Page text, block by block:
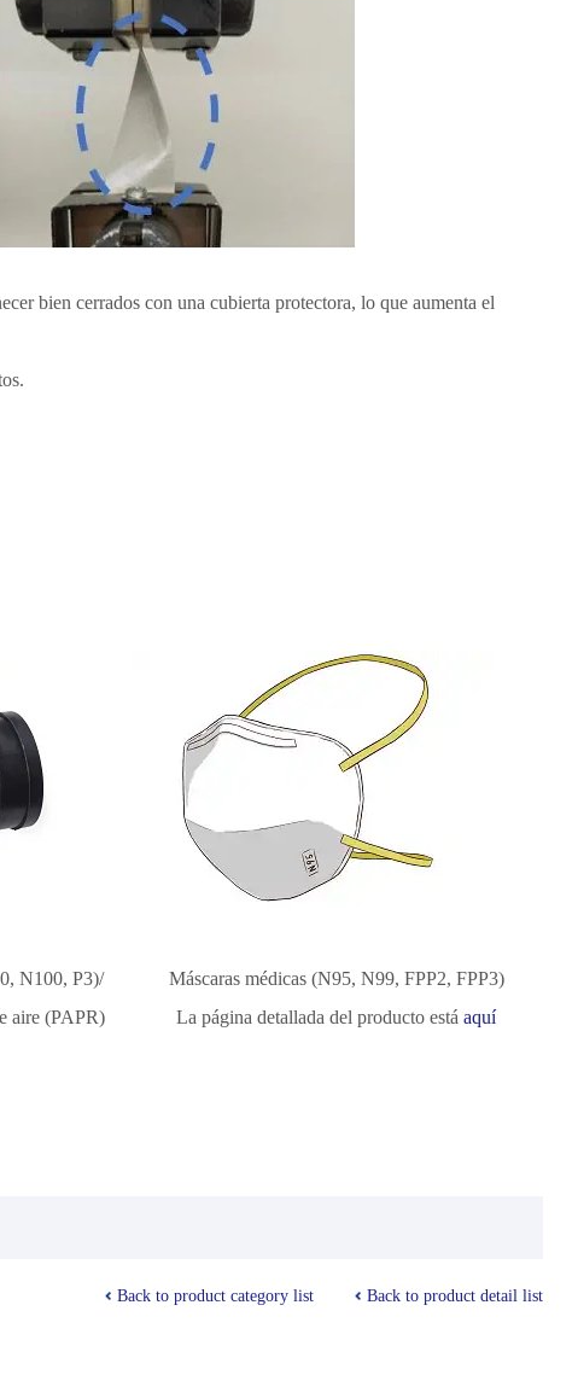
bien cerrados con una cubierta protectora, lo que aumenta el
N100, P3)/
aire (PAPR)
Máscaras médicas (N95, N99, FPP2, FPP3)
La página detallada del producto está aquí
Back to product category list Back to product detail list